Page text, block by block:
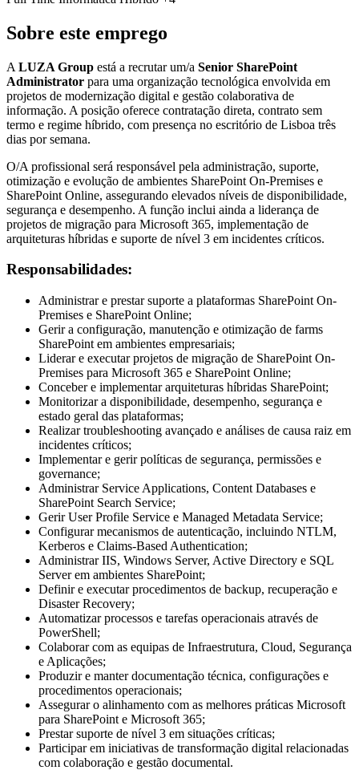
Sobre este emprego
A LUZA Group está a recrutar um/a Senior SharePoint
Administrator para uma organização tecnológica envolvida em
projetos de modernização digital e gestão colaborativa de
informação. A posição oferece contratação direta, contrato sem
termo e regime híbrido, com presença no escritório de Lisboa três
dias por semana.
O/A profissional será responsável pela administração, suporte,
otimização e evolução de ambientes SharePoint On-Premises e
SharePoint Online, assegurando elevados níveis de disponibilidade,
segurança e desempenho. A função inclui ainda a liderança de
projetos de migração para Microsoft 365, implementação de
arquiteturas híbridas e suporte de nível 3 em incidentes críticos.
Responsabilidades:
Administrar e prestar suporte a plataformas SharePoint On-
Premises e SharePoint Online;
Gerir a configuração, manutenção e otimização de farms
SharePoint em ambientes empresariais;
Liderar e executar projetos de migração de SharePoint On-
Premises para Microsoft 365 e SharePoint Online;
Conceber e implementar arquiteturas híbridas SharePoint;
Monitorizar a disponibilidade, desempenho, segurança e
estado geral das plataformas;
Realizar troubleshooting avançado e análises de causa raiz em
incidentes críticos;
Implementar e gerir políticas de segurança, permissões e
governance;
Administrar Service Applications, Content Databases e
SharePoint Search Service;
Gerir User Profile Service e Managed Metadata Service;
Configurar mecanismos de autenticação, incluindo NTLM,
Kerberos e Claims-Based Authentication;
Administrar IIS, Windows Server, Active Directory e SQL
Server em ambientes SharePoint;
Definir e executar procedimentos de backup, recuperação e
Disaster Recovery;
Automatizar processos e tarefas operacionais através de
PowerShell;
Colaborar com as equipas de Infraestrutura, Cloud, Segurança
e Aplicações;
Produzir e manter documentação técnica, configurações e
procedimentos operacionais;
Assegurar o alinhamento com as melhores práticas Microsoft
para SharePoint e Microsoft 365;
Prestar suporte de nível 3 em situações críticas;
Participar em iniciativas de transformação digital relacionadas
com colaboração e gestão documental.